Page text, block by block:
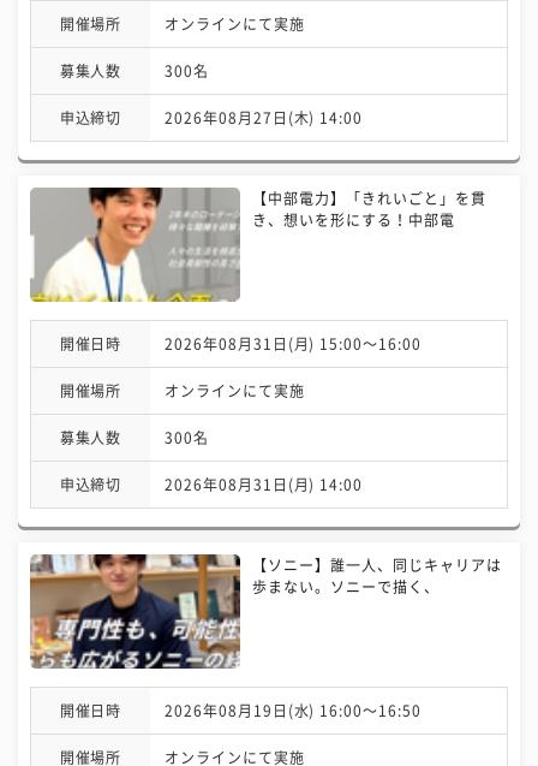
開催場所 オンラインにて実施
募集人数 300名
申込締切 2026年08月27日(木) 14:00
【中部電力】「きれいごと」を貫
き、想いを形にする！中部電
開催日時 2026年08月31日(月) 15:00〜16:00
開催場所 オンラインにて実施
募集人数 300名
申込締切 2026年08月31日(月) 14:00
【ソニー】誰一人、同じキャリアは
歩まない。ソニーで描く、
開催日時 2026年08月19日(水) 16:00〜16:50
開催場所 オンラインにて実施